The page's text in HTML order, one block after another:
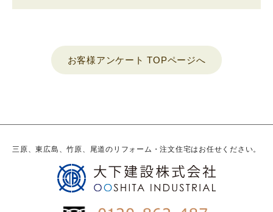
お客様アンケート TOPページへ
三原、東広島、竹原、尾道のリフォーム・注文住宅はお任せください。